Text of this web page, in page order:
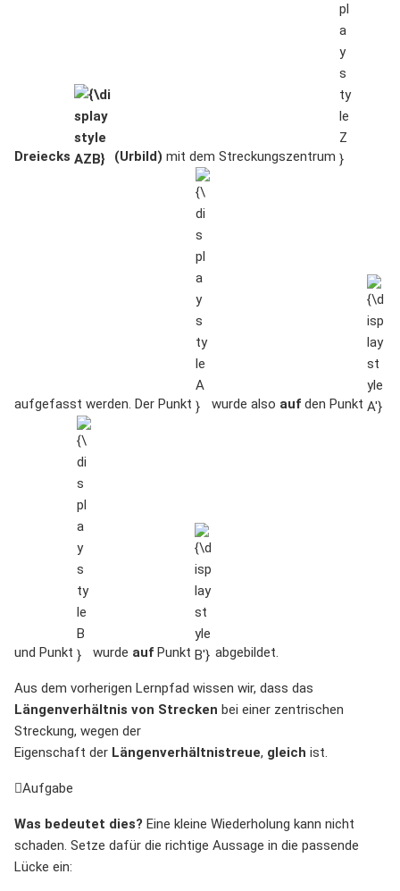
Dreiecks (Urbild) mit dem Streckungszentrum
aufgefasst werden. Der Punkt
{\displaystyle
A}
wurde also aufden Punkt
und Punkt
{\displaystyle
B}
wurde aufPunkt abgebildet.
Aus dem vorherigen Lernpfad wissen wir, dass das
Längenverhältnis von Strecken bei einer zentrischen
Streckung, wegen der
Eigenschaft der Längenverhältnistreue, gleich ist.
Aufgabe
Was bedeutet dies? Eine kleine Wiederholung kann nicht
schaden. Setze dafür die richtige Aussage in die passende
Lücke ein: